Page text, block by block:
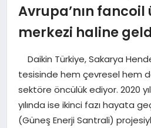
MAGAZIN
TEKNOLOJI
Avrupa’nın
merkezi haline
Daikin Türkiye, Sakarya
tesisinde hem çevresel hem
sektöre öncülük ediyor. 2020
yılında ise ikinci fazı hayata
(Güneş Enerji Santrali)